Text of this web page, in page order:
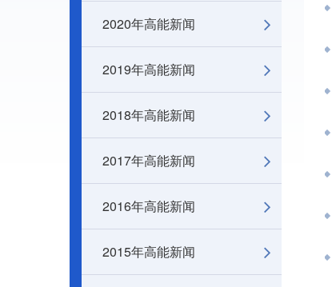
2020年高能新闻
2019年高能新闻
2018年高能新闻
2017年高能新闻
2016年高能新闻
2015年高能新闻